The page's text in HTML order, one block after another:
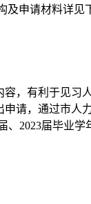
申请材料详见
有利于见习人
请，通过市
2023届毕业学